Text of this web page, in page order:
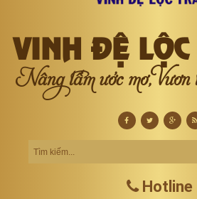
VINH ĐỆ
Nâng tầm ước mơ,
Hotline